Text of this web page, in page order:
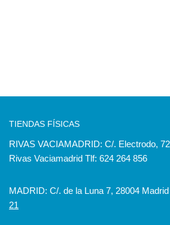
TIENDAS FÍSICAS
RIVAS VACIAMADRID: C/. Electrodo,
Rivas Vaciamadrid Tlf: 624 264 856
MADRID: C/. de la Luna 7, 28004
21